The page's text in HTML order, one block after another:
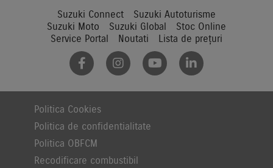
Suzuki Connect
Suzuki Autoturisme
Suzuki Moto
Suzuki Global
Stoc Online
Service Portal
Noutati Lista de prețuri
Politica Cookies
Politica de confidentialitate
Politica OBFCM
Recodificare combustibil